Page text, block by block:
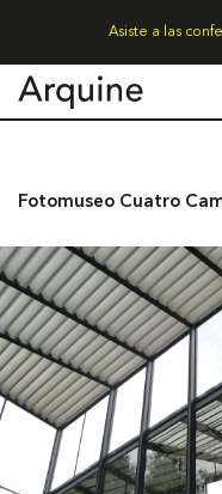
Asiste a las
Fotomuseo Cuatro